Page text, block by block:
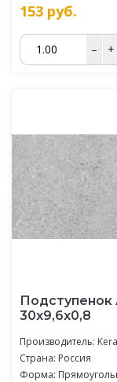
153 руб.
– +
30x9,6x0,8
Производитель:
Страна: Россия
Форма: